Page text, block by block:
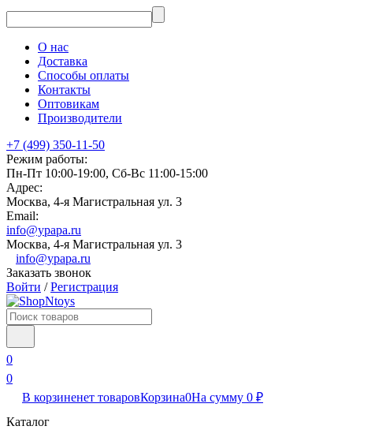
О нас
Доставка
Способы оплаты
Контакты
Оптовикам
Производители
+7 (499) 350-11-50
Режим работы:
Пн-Пт 10:00-19:00, Сб-Вс 11:00-15:00
Адрес:
Москва, 4-я Магистральная ул. 3
Email:
info@ypapa.ru
Москва, 4-я Магистральная ул. 3
info@ypapa.ru
Заказать звонок
Войти /Регистрация
0
0
В корзиненет товаровКорзина0На сумму 0 ₽
Каталог